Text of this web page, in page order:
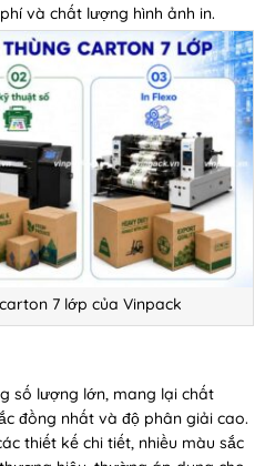
và chất lượng hình ảnh in.
7 lớp của Vinpack
số lượng lớn, mang lại chất
đồng nhất và độ phân giải cao.
thiết kế chi tiết, nhiều màu sắc